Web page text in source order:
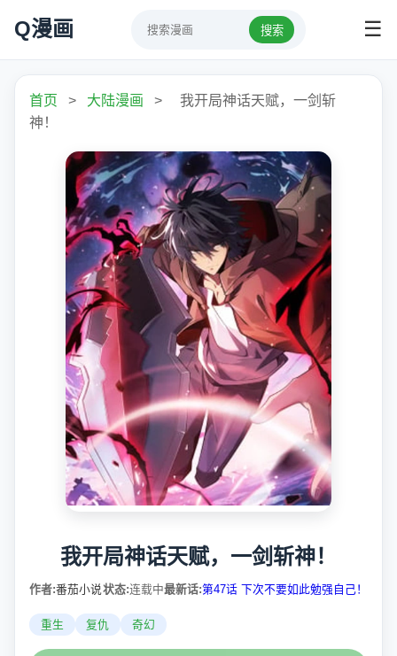
Q漫画 搜索 ☰
首页 > 大陆漫画 >
我开局神话天赋，一剑斩
神！
我开局神话天赋，一剑斩神！
作者:番茄小说状态:连载中最新话:第47话 下次不要如此勉强自己！
重生 复仇 奇幻